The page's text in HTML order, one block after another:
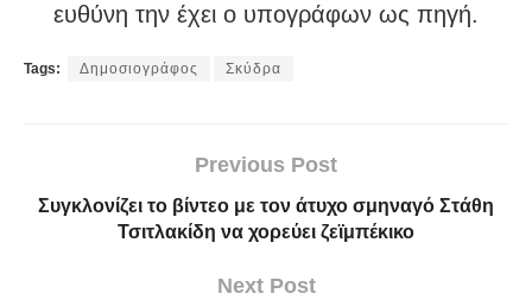
ευθύνη την έχει ο υπογράφων ως πηγή.
Tags: Δημοσιογράφος Σκύδρα
Previous Post
Συγκλονίζει το βίντεο με τον άτυχο σμηναγό Στάθη
Τσιτλακίδη να χορεύει ζεϊμπέκικο
Next Post